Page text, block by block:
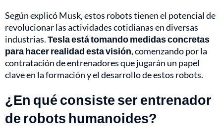
Según explicó Musk, estos robots tienen el potencial de
revolucionar las actividades cotidianas en diversas
industrias.Tesla está tomando medidas concretas
para hacer realidad esta visión, comenzando por la
contratación de entrenadores que jugarán un papel
clave en la formación y el desarrollo de estos robots.
¿En qué consiste ser entrenador
de robots humanoides?